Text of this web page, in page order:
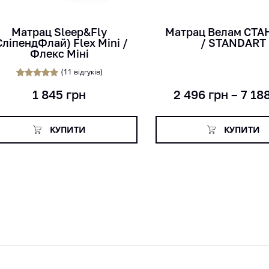
Матрац Sleep&Fly
Flex Mini /
Флекс Міні
5.00
з 5 на
опитування
покупців
(11 відгуків)
1 845 грн
КУПИТИ
Матрац Велам
/ STANDART
2 496грн – 7
КУПИТИ